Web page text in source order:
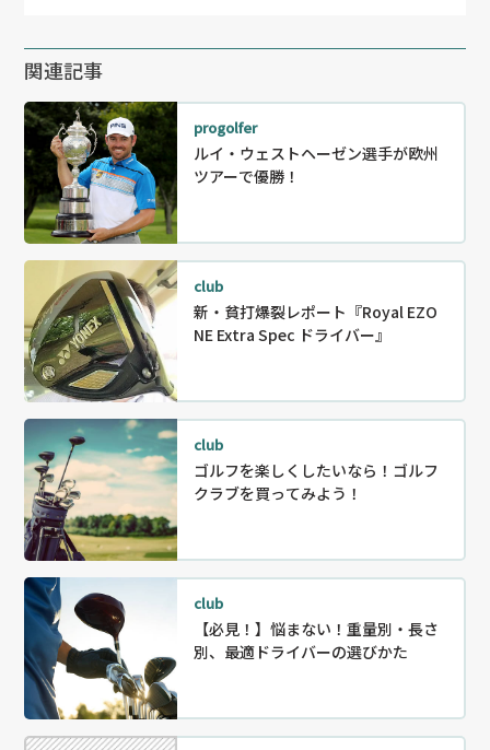
関連記事
progolfer
ルイ・ウェストヘーゼン選手が欧州
ツアーで優勝！
club
新・貧打爆裂レポート『Royal EZO
NE Extra Spec ドライバー』
club
ゴルフを楽しくしたいなら！ゴルフ
クラブを買ってみよう！
club
【必見！】悩まない！重量別・長さ
別、最適ドライバーの選びかた